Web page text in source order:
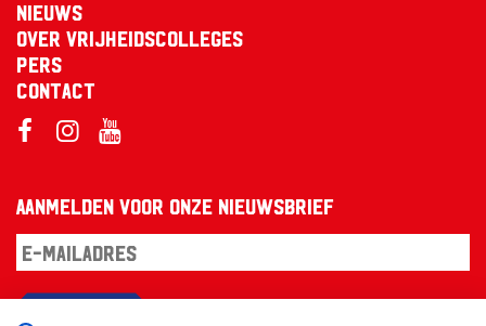
Nieuws
Over Vrijheidscolleges
Pers
Contact
Aanmelden voor onze nieuwsbrief